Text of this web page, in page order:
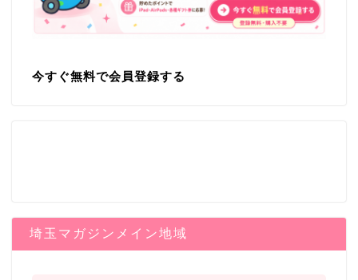
今すぐ無料で会員登録する
埼玉マガジンメイン地域